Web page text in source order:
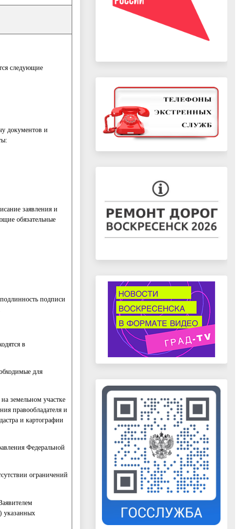
следующие
документов и
заявления и
обязательные
подписи
в
для
земельном участке
правообладателя и
и картографии
Федеральной
ограничений
указанных